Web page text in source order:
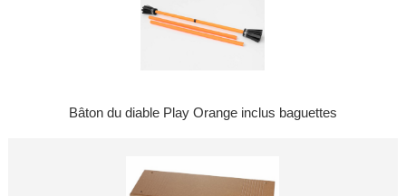
Bâton du diable Play Orange inclus baguettes